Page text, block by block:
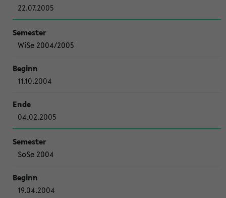
22.07.2005
WiSe 2004/2005
11.10.2004
04.02.2005
SoSe 2004
19.04.2004